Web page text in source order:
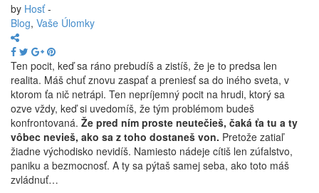
by Hosť-
Blog, Vaše Úlomky
Ten pocit, keď sa ráno prebudíš a zistíš, že je to predsa len
realita. Máš chuť znovu zaspať a preniesť sa do iného sveta, v
ktorom ťa nič netrápi. Ten nepríjemný pocit na hrudi, ktorý sa
ozve vždy, keď si uvedomíš, že tým problémom budeš
konfrontovaná. Že pred ním proste neutečieš, čaká ťa tu a ty
vôbec nevieš, ako sa z toho dostaneš von. Pretože zatiaľ
žiadne východisko nevidíš. Namiesto nádeje cítiš len zúfalstvo,
paniku a bezmocnosť. A ty sa pýtaš samej seba, ako toto máš
zvládnuť…